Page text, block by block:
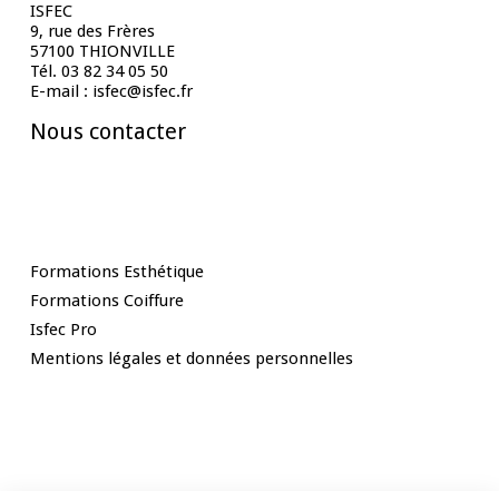
ISFEC
9, rue des Frères
57100 THIONVILLE
Tél. 03 82 34 05 50
E-mail : isfec@isfec.fr
Nous contacter
Formations Esthétique
Formations Coiffure
Isfec Pro
Mentions légales et données personnelles